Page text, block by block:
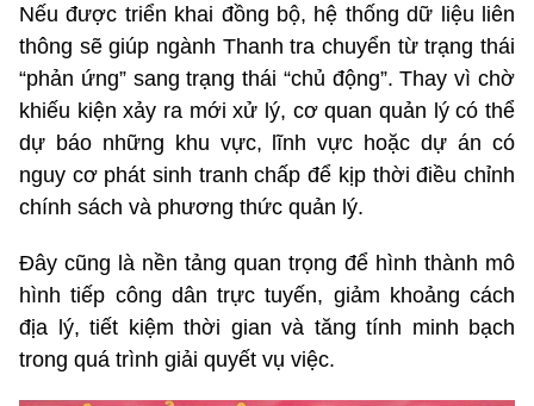
Nếu được triển khai đồng bộ, hệ thống dữ liệu liên
thông sẽ giúp ngành Thanh tra chuyển từ trạng thái
“phản ứng” sang trạng thái “chủ động”. Thay vì chờ
khiếu kiện xảy ra mới xử lý, cơ quan quản lý có thể
dự báo những khu vực, lĩnh vực hoặc dự án có
nguy cơ phát sinh tranh chấp để kịp thời điều chỉnh
chính sách và phương thức quản lý.
Đây cũng là nền tảng quan trọng để hình thành mô
hình tiếp công dân trực tuyến, giảm khoảng cách
địa lý, tiết kiệm thời gian và tăng tính minh bạch
trong quá trình giải quyết vụ việc.